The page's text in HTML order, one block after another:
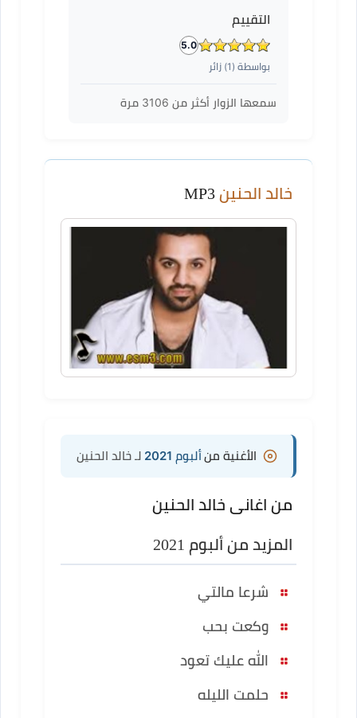
التقييم
5.0
بواسطة ( 1) زائر
سمعها الزوار أكثر من 3106 مرة
خالد الحنين
الأغنية منألبوم 2021 لـ خالد الحنين
من اغانى خالد الحنين
المزيد من ألبوم 2021
شرعا مالتي
وكعت بحب
الله عليك تعود
حلمت الليله